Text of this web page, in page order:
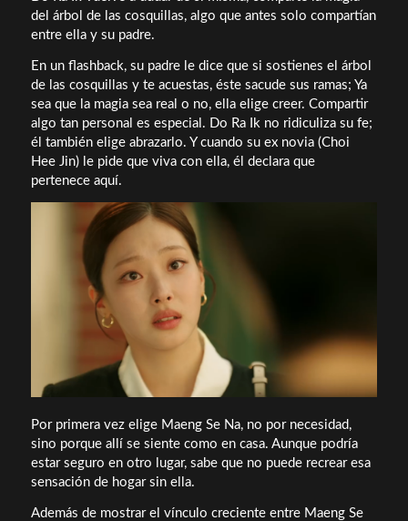
del árbol de las cosquillas, algo que antes solo compartían
entre ella y su padre.
En un flashback, su padre le dice que si sostienes el árbol
de las cosquillas y te acuestas, éste sacude sus ramas; Ya
sea que la magia sea real o no, ella elige creer. Compartir
algo tan personal es especial. Do Ra Ik no ridiculiza su fe;
él también elige abrazarlo. Y cuando su ex novia (Choi
Hee Jin) le pide que viva con ella, él declara que
pertenece aquí.
Por primera vez elige Maeng Se Na, no por necesidad,
sino porque allí se siente como en casa. Aunque podría
estar seguro en otro lugar, sabe que no puede recrear esa
sensación de hogar sin ella.
Además de mostrar el vínculo creciente entre Maeng Se